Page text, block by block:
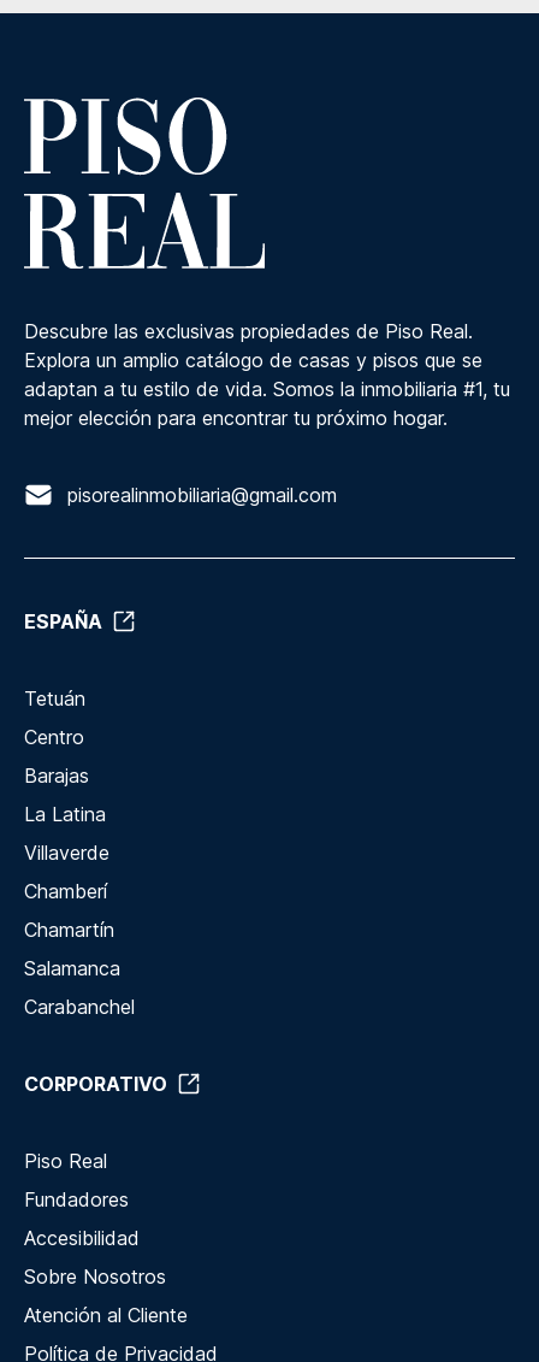
Descubre las exclusivas propiedades de Piso Real.
Explora un amplio catálogo de casas y pisos que se
adaptan a tu estilo de vida. Somos la inmobiliaria #1, tu
mejor elección para encontrar tu próximo hogar.
pisorealinmobiliaria@gmail.com
ESPAÑA
Tetuán
Centro
Barajas
La Latina
Villaverde
Chamberí
Chamartín
Salamanca
Carabanchel
CORPORATIVO
Piso Real
Fundadores
Accesibilidad
Sobre Nosotros
Atención al Cliente
Política de Privacidad